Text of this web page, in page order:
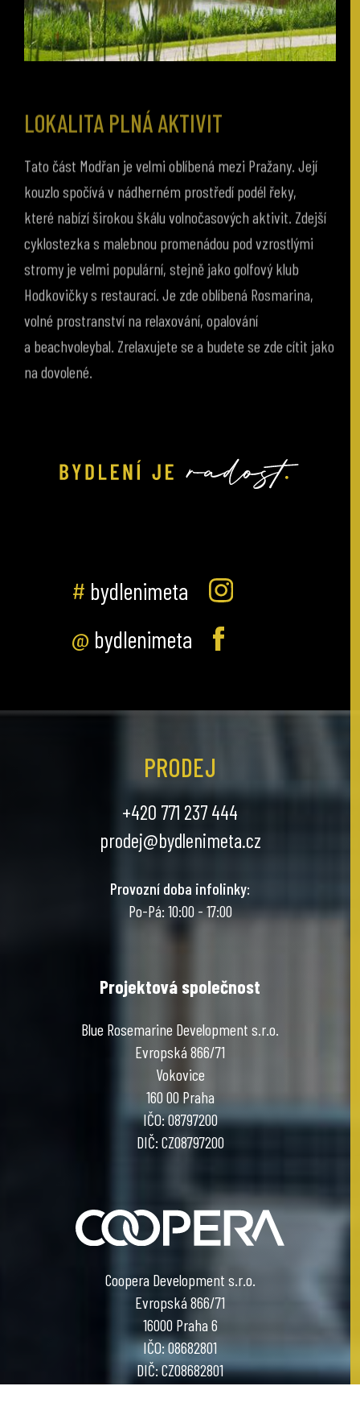
LOKALITA PLNÁ AKTIVIT
kouzlo spočívá v nádherném prostředí podél řeky,
které nabízí širokou škálu volnočasových aktivit. Zdejší
cyklostezka s malebnou promenádou pod vzrostlými
stromy je velmi populární, stejně jako golfový klub
Hodkovičky s restaurací. Je zde oblíbená Rosmarina,
volné prostranství na relaxování, opalování
a beachvoleybal. Zrelaxujete se a budete se zde cítit jako
na dovolené.
# bydlenimeta
@ bydlenimeta
PRODEJ
+420 771 237 444
prodej@bydlenimeta.cz
Provozní doba infolinky:
Po-Pá: 10:00 - 17:00
Projektová společnost
Blue Rosemarine Development s.r.o.
Evropská 866/71
Vokovice
160 00 Praha
IČO: 08797200
DIČ: CZ08797200
Coopera Development s.r.o.
Evropská 866/71
16000 Praha 6
IČO: 08682801
DIČ: CZ08682801